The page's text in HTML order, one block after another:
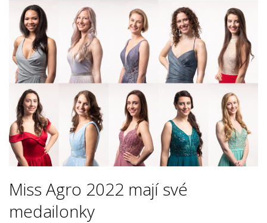
Miss Agro 2022 mají své
medailonky